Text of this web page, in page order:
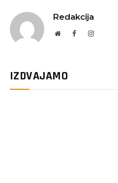
Redakcija
WebsiteFacebookInstagram
IZDVAJAMO